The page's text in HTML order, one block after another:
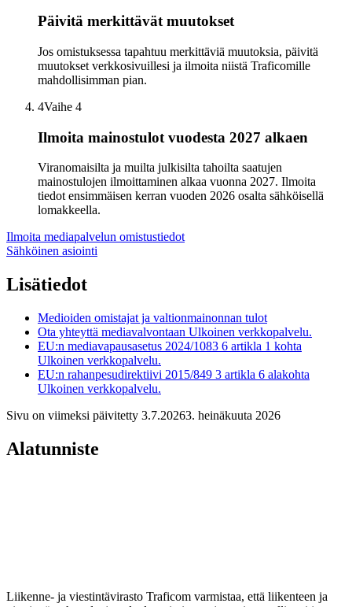
Päivitä merkittävät muutokset
Jos omistuksessa tapahtuu merkittäviä muutoksia, päivitä
muutokset verkkosivuillesi ja ilmoita niistä Traficomille
mahdollisimman pian.
4Vaihe 4
Ilmoita mainostulot vuodesta 2027 alkaen
Viranomaisilta ja muilta julkisilta tahoilta saatujen
mainostulojen ilmoittaminen alkaa vuonna 2027. Ilmoita
tiedot ensimmäisen kerran vuoden 2026 osalta sähköisellä
lomakkeella.
Ilmoita mediapalvelun omistustiedot
Sähköinen asiointi
Lisätiedot
Medioiden omistajat ja valtionmainonnan tulot
Ota yhteyttä mediavalvontaan Ulkoinen verkkopalvelu.
EU:n mediavapausasetus 2024/1083 6 artikla 1 kohta
Ulkoinen verkkopalvelu.
EU:n rahanpesudirektiivi 2015/849 3 artikla 6 alakohta
Ulkoinen verkkopalvelu.
Sivu on viimeksi päivitetty 3.7.20263. heinäkuuta 2026
Alatunniste
Liikenne- ja viestintävirasto Traficom varmistaa, että liikenteen ja